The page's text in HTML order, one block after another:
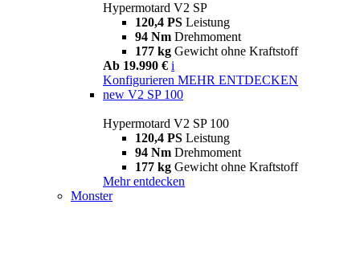
Hypermotard V2 SP
120,4 PS Leistung
94 Nm Drehmoment
177 kg Gewicht ohne Kraftstoff
Ab 19.990 € i
Konfigurieren MEHR ENTDECKEN
new V2 SP 100
Hypermotard V2 SP 100
120,4 PS Leistung
94 Nm Drehmoment
177 kg Gewicht ohne Kraftstoff
Mehr entdecken
Monster